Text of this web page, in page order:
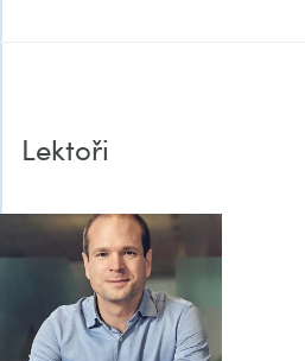
Lektoři